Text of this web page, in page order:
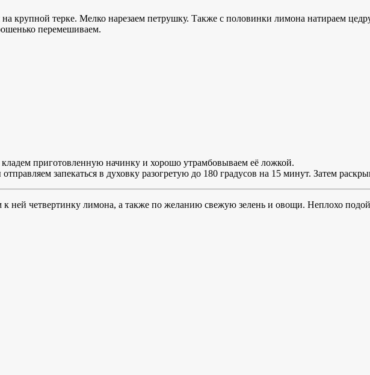
крупной терке. Мелко нарезаем петрушку. Также с половинки лимона натираем
перемешиваем.
приготовленную начинку и хорошо утрамбовываем её ложкой.
запекаться в духовку разогретую до 180 градусов на 15 минут. Затем
ней четвертинку лимона, а также по желанию свежую зелень и овощи. Неплохо